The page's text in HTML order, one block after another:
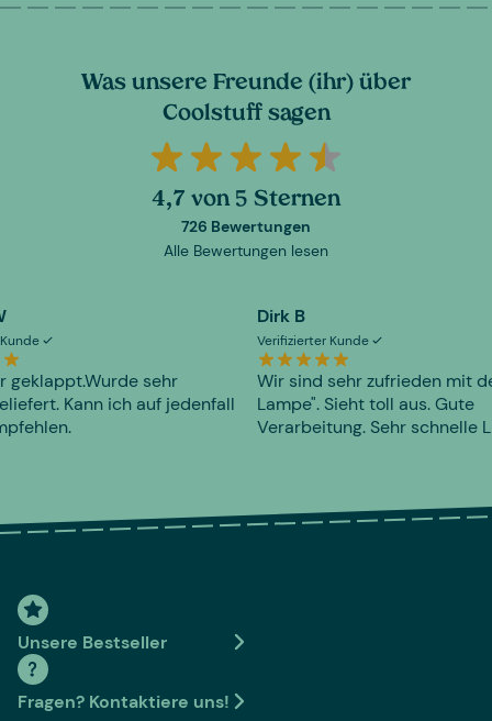
Was unsere Freunde (ihr) über
Coolstuff sagen
4,7 von 5 Sternen
726 Bewertungen
Alle Bewertungen lesen
geklappt.Wurde sehr
Kann ich auf jedenfall
Dirk B
Verifizierter Kunde
Wir sind sehr zufrieden mit
Lampe". Sieht toll aus. Gute
Verarbeitung. Sehr schnelle
Unsere Bestseller
Fragen? Kontaktiere uns!